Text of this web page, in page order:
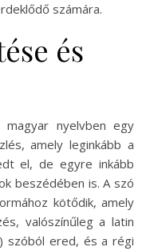
számára.
és
magyar nyelvben egy
amely leginkább a
el, de egyre inkább
beszédében is. A szó
kötődik, amely
valószínűleg a latin
szóból ered, és a régi